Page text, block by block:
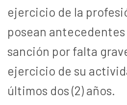
ejercicio de la
posean antecedentes
sanción por falta
ejercicio de su
últimos dos (2) años.